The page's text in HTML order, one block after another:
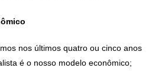
nos últimos quatro ou cinco anos
é o nosso modelo econômico;